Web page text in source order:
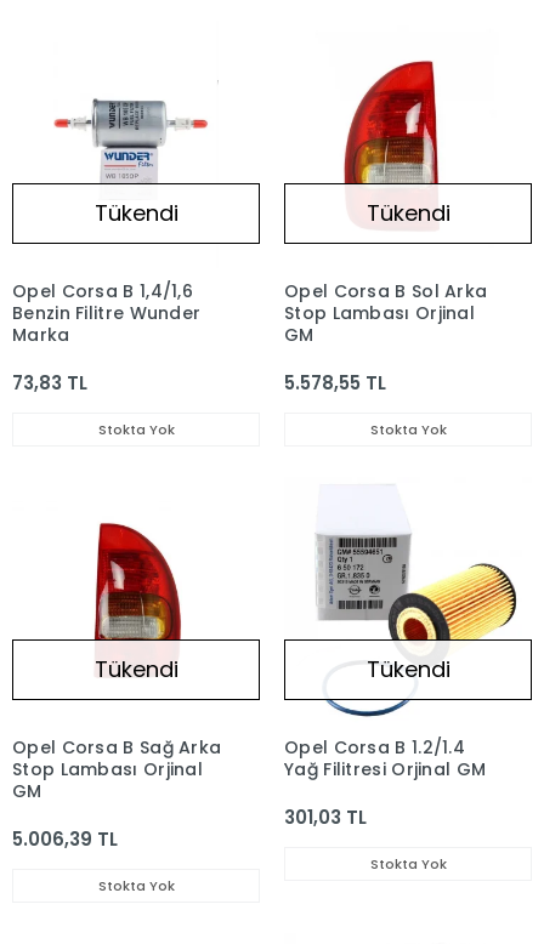
Tükendi
Opel Corsa B 1,4/1,6
Benzin Filitre Wunder
Marka
73,83 TL
Stokta Yok
Tükendi
Opel Corsa B Sol Arka
Stop Lambası Orjinal
GM
5.578,55 TL
Stokta Yok
Tükendi
Opel Corsa B Sağ Arka
Stop Lambası Orjinal
GM
5.006,39 TL
Stokta Yok
Tükendi
Opel Corsa B 1.2/1.4
Yağ Filitresi Orjinal GM
301,03 TL
Stokta Yok